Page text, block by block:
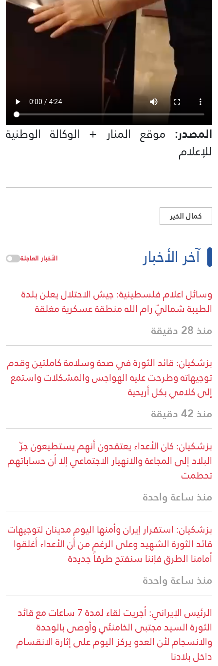
المصدر: موقع المنار + الوكالة الوطنية
للإعلام
كمال الخير
آخر الأخبار الأخبار العاجلة
وسائل اعلام فلسطينية: جيش الاحتلال يعلن بلدة
الطيبة شماليّ رام الله منطقة عسكرية مغلقة
منذ 28 دقيقة
بزشكيان: قائد الثورة في صحة وسلامة كاملتين وقدم
توجيهاته وطرحت عليه الهواجس والمشكلات واستمع
إلى كلامي بكل أريحية
منذ 42 دقيقة
بزشكيان: كان الأعداء يعتقدون أنهم يستطيعون جرّ
البلاد إلى المجاعة والانهيار الاجتماعي إلا أن حساباتهم
تحطمت
منذ ساعة واحدة
بزشكيان: استقرار إيران وأمنها اليوم مدينان لتوجيهات
قائد الثورة الشهيد وعلى الرغم من أن الأعداء أغلقوا
أمامنا الطرق فإننا سنفتح طرقاً جديدة
منذ ساعة واحدة
الرئيس الإيراني: أجريت لقاء لمدة 7 ساعات مع قائد
الثورة السيد مجتبى الخامنئي وأوصى بالوحدة
والانسجام لأن العدو يركز اليوم على إثارة الانقسام
داخل بلادنا